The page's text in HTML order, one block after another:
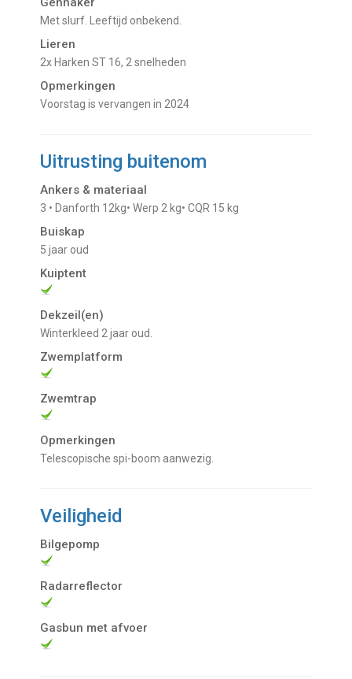
Met slurf. Leeftijd onbekend.
Lieren
2x Harken ST 16, 2 snelheden
Opmerkingen
Voorstag is vervangen in 2024
Uitrusting buitenom
Ankers & materiaal
3 • Danforth 12kg• Werp 2 kg• CQR 15 kg
Buiskap
5 jaar oud
Kuiptent
Dekzeil(en)
Winterkleed 2 jaar oud.
Zwemplatform
Zwemtrap
Opmerkingen
Telescopische spi-boom aanwezig.
Veiligheid
Bilgepomp
Radarreflector
Gasbun met afvoer